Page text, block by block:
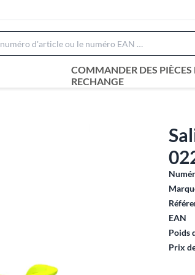
COMMANDER DES PIÈCES
RECHANGE
EAN
Poids
Prix